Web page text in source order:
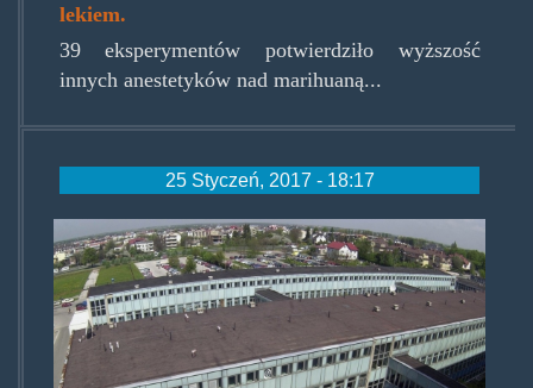
lekiem.
39 eksperymentów potwierdziło wyższość
innych anestetyków nad marihuaną...
25 Styczeń, 2017 - 18:17
szpitalkrasnickalublin0.jpg